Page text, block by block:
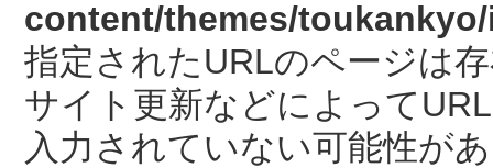
content/themes/
指定されたURLのページは
サイト更新などによって
入力されていない可能性が